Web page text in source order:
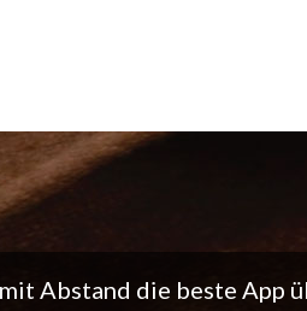
ich liebe die täglichen